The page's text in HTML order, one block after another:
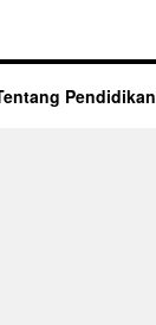
Pendidikan